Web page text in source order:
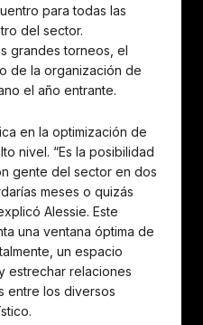
para todas las
del sector.
grandes torneos, el
de la organización de
el año entrante.
en la optimización de
nivel. “Es la posibilidad
gente del sector en dos
meses o quizás
Alessie. Este
una ventana óptima de
un espacio
estrechar relaciones
entre los diversos